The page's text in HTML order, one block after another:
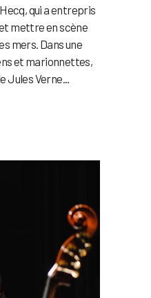
qui a entrepris
et mettre en scène
mers. Dans une
et marionnettes,
Verne...